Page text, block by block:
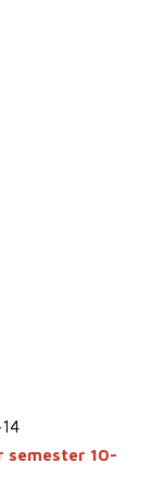
semester 10-